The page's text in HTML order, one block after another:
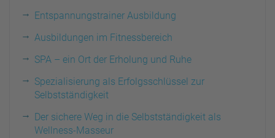
Entspannungstrainer Ausbildung
Ausbildungen im Fitnessbereich
SPA – ein Ort der Erholung und Ruhe
Spezialisierung als Erfolgsschlüssel zur
Selbstständigkeit
Der sichere Weg in die Selbstständigkeit als
Wellness-Masseur